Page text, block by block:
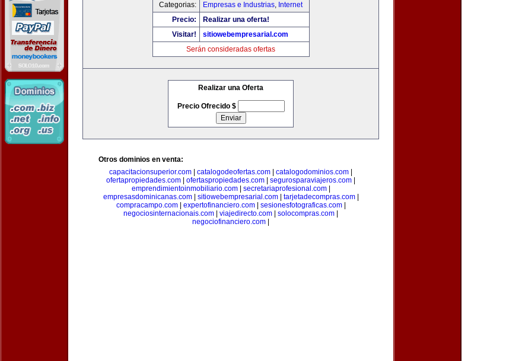
Categorias:
Empresas e Industrias, Internet
Precio:
Realizar una oferta!
Visitar!
sitiowebempresarial.com
Serán consideradas ofertas
Realizar una Oferta
Precio Ofrecido $
Otros dominios en venta:
capacitacionsuperior.com
catalogodeofertas.com catalogodominios.com
ofertapropiedades.com
ofertaspropiedades.com segurosparaviajeros.com
emprendimientoinmobiliario.com| secretariaprofesional.com|
empresasdominicanas.com| sitiowebempresarial.com| tarjetadecompras.com|
compracampo.com| expertofinanciero.com| sesionesfotograficas.com|
negociosinternacionais.com
viajedirecto.com solocompras.com
negociofinanciero.com